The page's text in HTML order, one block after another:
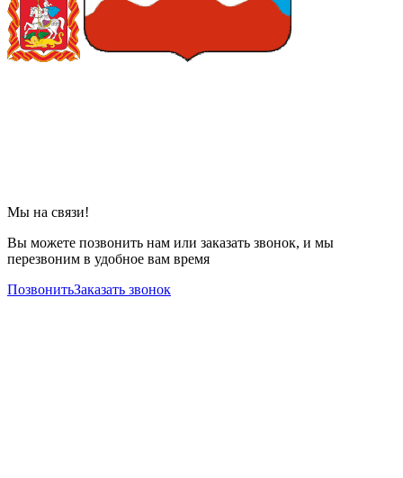
Мы на связи!
Вы можете позвонить нам или заказать звонок, и мы
перезвоним в удобное вам время
ПозвонитьЗаказать звонок